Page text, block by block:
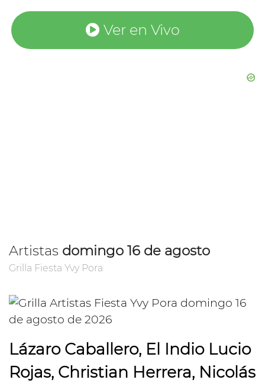
Ver en Vivo
Artistas domingo 16 de agosto
Grilla Fiesta Yvy Pora
Lázaro Caballero, El Indio Lucio
Rojas, Christian Herrera, Nicolás